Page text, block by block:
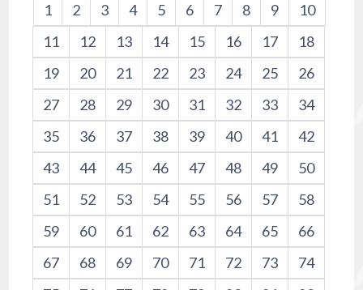
1 2 3 4 5 6 7 8 9
10
11
12 13 14 15 16 17
18
19
20 21 22 23 24 25
26
27
28 29 30 31 32 33
34
35
36 37 38 39 40 41
42
43
44 45 46 47 48 49
50
51
52 53 54 55 56 57
58
59
60 61 62 63 64 65
66
67
68 69 70 71 72 73
74